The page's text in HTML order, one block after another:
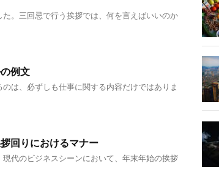
。三回忌で行う挨拶では、何を言えばいいのか
例文
は、必ずしも仕事に関する内容だけではありま
回りにおけるマナー
代のビジネスシーンにおいて、年末年始の挨拶